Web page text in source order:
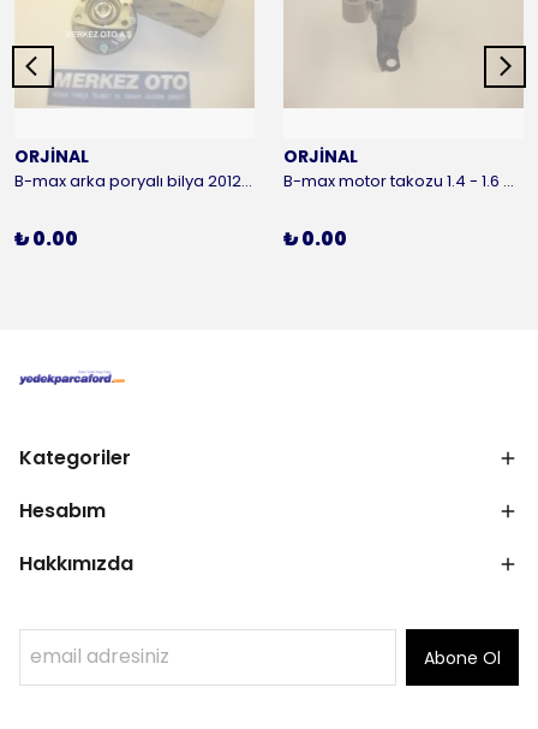
ORJİNAL
B-max arka poryalı bilya 2012-2016 ORJİNAL
₺ 0.00
ORJİNAL
B-max motor takozu 1.4 - 1.6 benzinli 2012-2016 ORJİNAL
₺ 0.00
Kategoriler
Hesabım
Hakkımızda
Abone Ol